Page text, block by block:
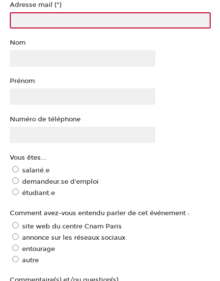
Adresse mail (*)
Nom
Prénom
Numéro de téléphone
Vous êtes...
salarié.e
demandeur.se d'emploi
étudiant.e
Comment avez-vous entendu parler de cet événement :
site web du centre Cnam Paris
annonce sur les réseaux sociaux
entourage
autre